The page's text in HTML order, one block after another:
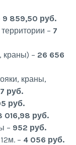
9 859,50 руб.
– 7
краны) – 26 656
краны,
руб.
руб.
016,98 руб.
– 952 руб.
– 4 056 руб.